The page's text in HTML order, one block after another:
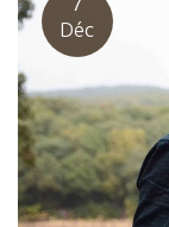
い。 今日ここにオ
界で初めて試飲す
含まれている。 ワ
賭けたワインに立
きっといい方向に
る
Déc